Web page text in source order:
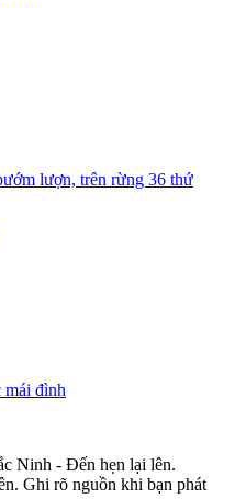
lượn, trên rừng 36 thứ
mái đình
Ninh - Đến hẹn lại lên.
Ghi rõ nguồn khi bạn phát